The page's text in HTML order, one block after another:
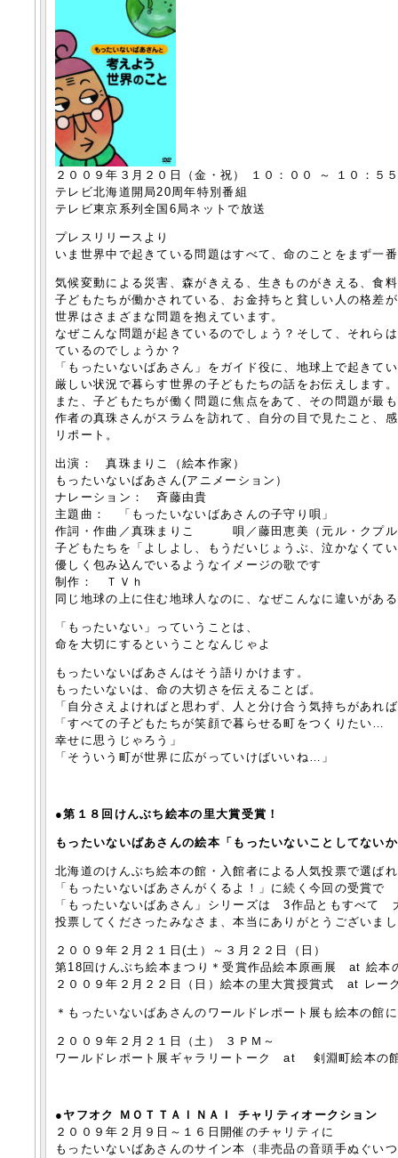
２００９年３月２０日（金・祝） １０：００ ～ １０：５
テレビ北海道開局20周年特別番組
テレビ東京系列全国6局ネットで放送
プレスリリースより
いま世界中で起きている問題はすべて、命のことをまず一
気候変動による災害、森がきえる、生きものがきえる、食
子どもたちが働かされている、お金持ちと貧しい人の格差
世界はさまざまな問題を抱えています。
なぜこんな問題が起きているのでしょう？そして、それら
ているのでしょうか？
「もったいないばあさん」をガイド役に、地球上で起きて
厳しい状況で暮らす世界の子どもたちの話をお伝えします。
また、子どもたちが働く問題に焦点をあて、その問題が最
作者の真珠さんがスラムを訪れて、自分の目で見たこと、
リポート。
出演： 真珠まりこ（絵本作家）
もったいないばあさん(アニメーション）
ナレーション： 斉藤由貴
主題曲： 「もったいないばあさんの子守り唄」
作詞・作曲／真珠まりこ 唄／藤田恵美（元ル・クプ
子どもたちを「よしよし、もうだいじょうぶ、泣かなくて
優しく包み込んでいるようなイメージの歌です
制作： ＴＶｈ
同じ地球の上に住む地球人なのに、なぜこんなに違いがあ
「もったいない」っていうことは、
命を大切にするということなんじゃよ
もったいないばあさんはそう語りかけます。
もったいないは、命の大切さを伝えることば。
「自分さえよければと思わず、人と分け合う気持ちがあれ
「すべての子どもたちが笑顔で暮らせる町をつくりたい
幸せに思うじゃろう」
「そういう町が世界に広がっていけばいいね…」
●第１８回けんぶち絵本の里大賞受賞！
もったいないばあさんの絵本「もったいないことしてない
北海道のけんぶち絵本の館・入館者による人気投票で選ば
「もったいないばあさんがくるよ！」に続く今回の受賞で
「もったいないばあさん」シリーズは 3作品ともすべて
投票してくださったみなさま、本当にありがとうございま
２００９年２月２１日(土）～３月２２日（日）
第18回けんぶち絵本まつり＊受賞作品絵本原画展 at 絵本
２００９年２月２２日（日）絵本の里大賞授賞式 at レー
＊もったいないばあさんのワールドレポート展も絵本の館
２００９年２月２１日（土） ３ＰＭ～
ワールドレポート展ギャラリートーク at 剣淵町絵本の
●ヤフオク ＭＯＴＴＡＩＮＡＩ チャリティオークション
２００９年２月９日～１６日開催のチャリティに
もったいないばあさんのサイン本（非売品の音頭手ぬぐい